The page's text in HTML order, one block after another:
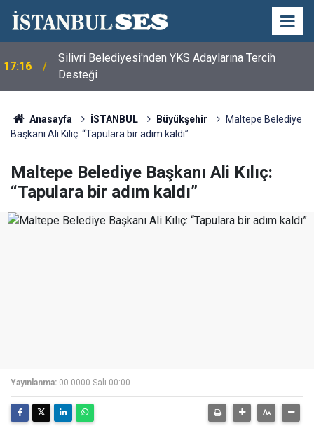
17:16
Silivri Belediyesi'nden YKS Adaylarına Tercih
Desteği
Anasayfa İSTANBUL Büyükşehir
Maltepe Belediye
Başkanı Ali Kılıç: “Tapulara bir adım kaldı”
Maltepe Belediye Başkanı Ali Kılıç:
“Tapulara bir adım kaldı”
Yayınlanma: 00 0000 Salı 00:00